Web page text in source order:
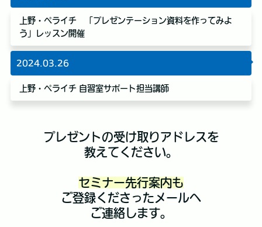
上野・ペライチ 「プレゼンテーション資料を作ってみよ
う」レッスン開催
2024.03.26
上野・ペライチ 自習室サポート担当講師
プレゼントの受け取りアドレスを
教えてください。
セミナー先行案内も
ご登録くださったメールへ
ご連絡します。